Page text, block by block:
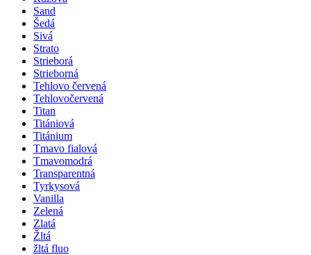
Sand
Šedá
Sivá
Strato
Strieborá
Strieborná
Tehlovo červená
Tehlovočervená
Titan
Titániová
Titánium
Tmavo fialová
Tmavomodrá
Transparentná
Tyrkysová
Vanilla
Zelená
Zlatá
Žltá
žltá fluo